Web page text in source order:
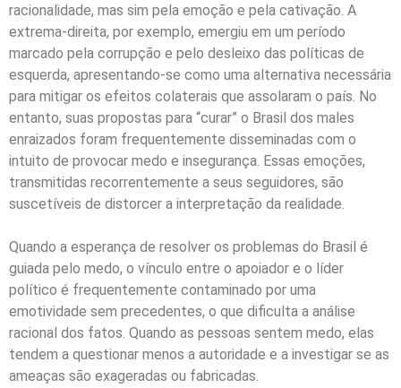
racionalidade, mas sim pela emoção e pela cativação. A
extrema-direita, por exemplo, emergiu em um período
marcado pela corrupção e pelo desleixo das políticas de
esquerda, apresentando-se como uma alternativa necessária
para mitigar os efeitos colaterais que assolaram o país. No
entanto, suas propostas para “curar” o Brasil dos males
enraizados foram frequentemente disseminadas com o
intuito de provocar medo e insegurança. Essas emoções,
transmitidas recorrentemente a seus seguidores, são
suscetíveis de distorcer a interpretação da realidade.
Quando a esperança de resolver os problemas do Brasil é
guiada pelo medo, o vínculo entre o apoiador e o líder
político é frequentemente contaminado por uma
emotividade sem precedentes, o que dificulta a análise
racional dos fatos. Quando as pessoas sentem medo, elas
tendem a questionar menos a autoridade e a investigar se as
ameaças são exageradas ou fabricadas.